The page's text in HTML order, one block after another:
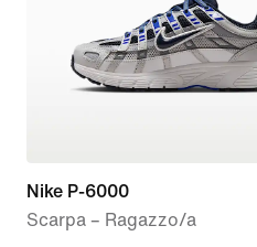
Nike P-6000
Scarpa – Ragazzo/a